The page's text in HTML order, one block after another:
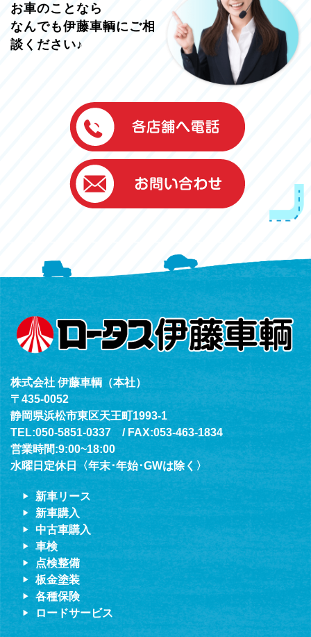
お車のことなら
なんでも伊藤車輌にご相
談ください♪
伊藤車輌（本社）
050-5851-0337
グッドワン浜松
050-5851-0338
浜北店
050-5851-0339
（年中無休24h対応）
株式会社 伊藤車輌（本社）
〒435-0052
静岡県浜松市東区天王町1993-1
TEL:050-5851-0337 / FAX:053-463-1834
営業時間:9:00~18:00
水曜日定休日〈年末･年始･GWは除く〉
新車リース
新車購入
中古車購入
車検
点検整備
板金塗装
各種保険
ロードサービス